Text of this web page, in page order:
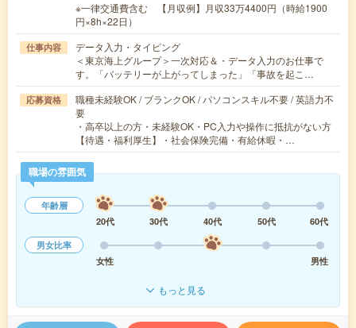
※一律交通費含む 【月収例】月収33万4400円（時給1900
円×8h×22日）
仕事内容
データ入力・タイピング
＜東京海上グループ＞一次対応＆・データ入力のお仕事で
す。「バッテリーが上がってしまった」「事故を起こ…
応募資格
職種未経験OK / ブランクOK / パソコンスキル不要 / 英語力不
要
・高卒以上の方・未経験OK・PC入力や操作に抵抗がない方
【待遇・福利厚生】・社会保険完備・有給休暇・…
職場の雰囲気
年齢層
20代
30代 40代 50代
60代
男女比率
女性
男性
もっと見る